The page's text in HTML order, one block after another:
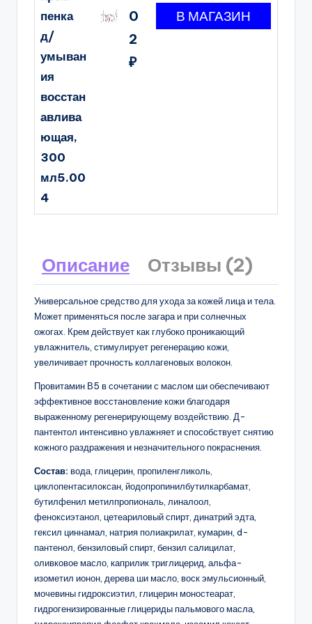
пенка
д/
умыван
ия
восстан
авлива
ющая,
300
мл5.00
4
0
2
₽
Описание Отзывы (2)
Универсальное средство для ухода за кожей лица и тела.
Может применяться после загара и при солнечных
ожогах. Крем действует как глубоко проникающий
увлажнитель, стимулирует регенерацию кожи,
увеличивает прочность коллагеновых волокон.
Провитамин В5 в сочетании с маслом ши обеспечивают
эффективное восстановление кожи благодаря
выраженному регенерирующему воздействию. Д-
пантентол интенсивно увлажняет и способствует снятию
кожного раздражения и незначительного покраснения.
Состав: вода, глицерин, пропиленгликоль,
циклопентасилоксан, йодопропинилбутилкарбамат,
бутилфенил метилпропиональ, линалоол,
феноксиэтанол, цетеариловый спирт, динатрий эдта,
гексил циннамал, натрия полиакрилат, кумарин, d-
пантенол, бензиловый спирт, бензил салицилат,
оливковое масло, каприлик триглицерид, альфа-
изометил ионон, дерева ши масло, воск эмульсионный,
мочевины гидроксиэтил, глицерин моностеарат,
гидрогенизированные глицериды пальмового масла,